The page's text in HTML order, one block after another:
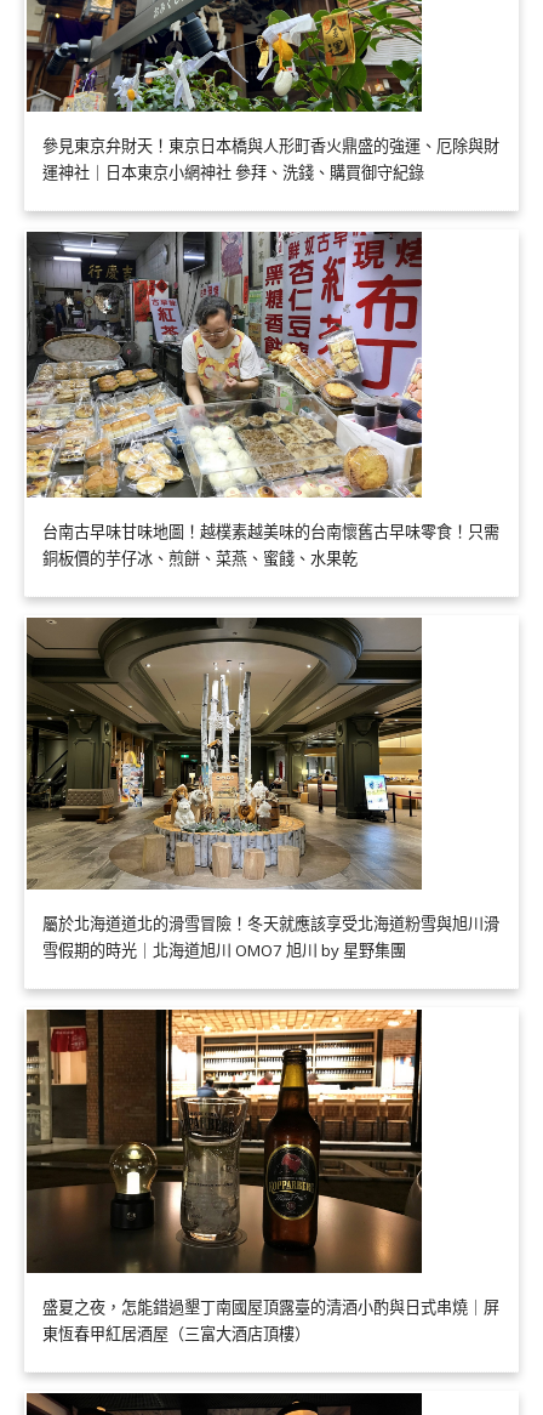
參見東京弁財天！東京日本橋與人形町香火鼎盛的強運、厄除與財
運神社｜日本東京小網神社 參拜、洗錢、購買御守紀錄
台南古早味甘味地圖！越樸素越美味的台南懷舊古早味零食！只需
銅板價的芋仔冰、煎餅、菜燕、蜜餞、水果乾
屬於北海道道北的滑雪冒險！冬天就應該享受北海道粉雪與旭川滑
雪假期的時光｜北海道旭川 OMO7 旭川 by 星野集團
盛夏之夜，怎能錯過墾丁南國屋頂露臺的清酒小酌與日式串燒｜屏
東恆春甲紅居酒屋（三富大酒店頂樓）